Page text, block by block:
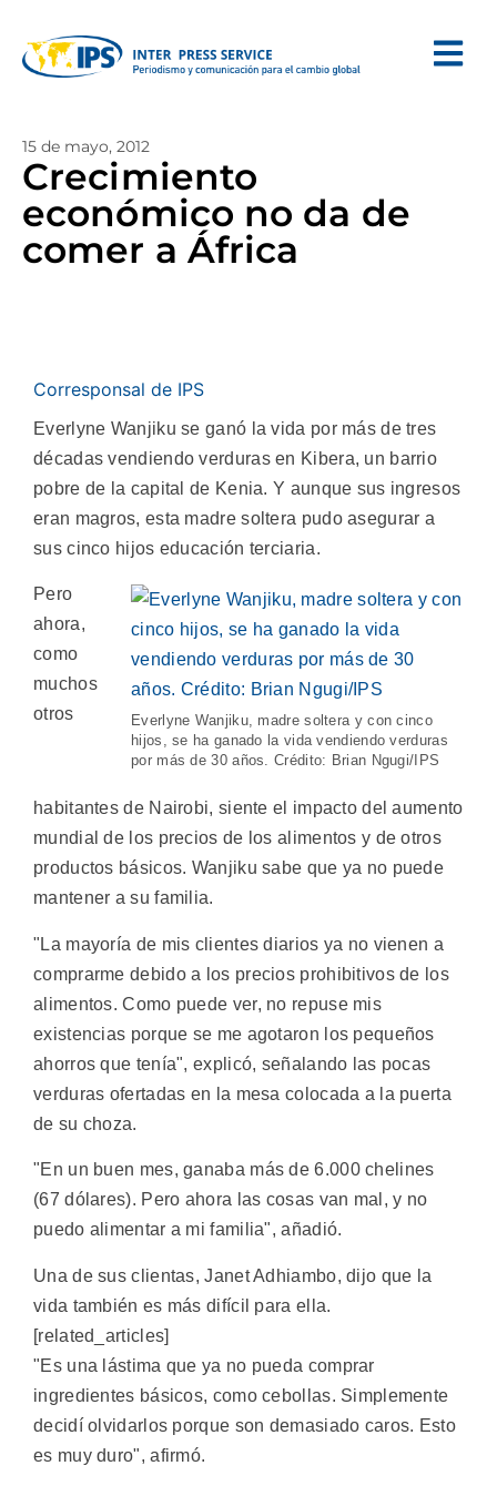
15 de mayo, 2012
Crecimiento
económico no da de
comer a África
Corresponsal de IPS
Everlyne Wanjiku se ganó la vida por más de tres
décadas vendiendo verduras en Kibera, un barrio
pobre de la capital de Kenia. Y aunque sus ingresos
eran magros, esta madre soltera pudo asegurar a
sus cinco hijos educación terciaria.
Everlyne Wanjiku, madre soltera y con cinco
hijos, se ha ganado la vida vendiendo verduras
por más de 30 años. Crédito: Brian Ngugi/IPS
Pero
ahora,
como
muchos
otros
habitantes de Nairobi, siente el impacto del aumento
mundial de los precios de los alimentos y de otros
productos básicos. Wanjiku sabe que ya no puede
mantener a su familia.
"La mayoría de mis clientes diarios ya no vienen a
comprarme debido a los precios prohibitivos de los
alimentos. Como puede ver, no repuse mis
existencias porque se me agotaron los pequeños
ahorros que tenía", explicó, señalando las pocas
verduras ofertadas en la mesa colocada a la puerta
de su choza.
"En un buen mes, ganaba más de 6.000 chelines
(67 dólares). Pero ahora las cosas van mal, y no
puedo alimentar a mi familia", añadió.
Una de sus clientas, Janet Adhiambo, dijo que la
vida también es más difícil para ella.
[related_articles]
"Es una lástima que ya no pueda comprar
ingredientes básicos, como cebollas. Simplemente
decidí olvidarlos porque son demasiado caros. Esto
es muy duro", afirmó.